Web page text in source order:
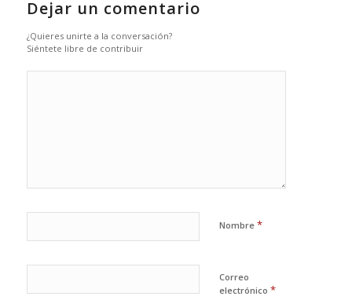
Dejar un comentario
¿Quieres unirte a la conversación?
Siéntete libre de contribuir
Nombre *
Correo
electrónico *